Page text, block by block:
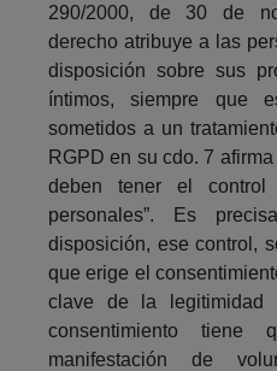
290/2000, de 30 de
derecho atribuye a las
disposición sobre sus
íntimos, siempre que
sometidos a un
RGPD en su cdo. 7
deben tener el
personales”. Es
disposición, ese control,
que erige el
clave de la legitimidad
consentimiento tiene
manifestación de